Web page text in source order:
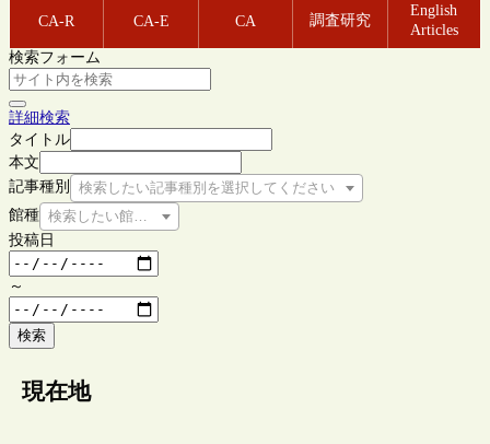
CA-R CA-E CA 調査研究
English
Articles
検索フォーム
詳細検索
タイトル
本文
記事種別
検索したい記事種別を選択してください
館種 検索したい館種を選択してください
投稿日
～
検索
現在地